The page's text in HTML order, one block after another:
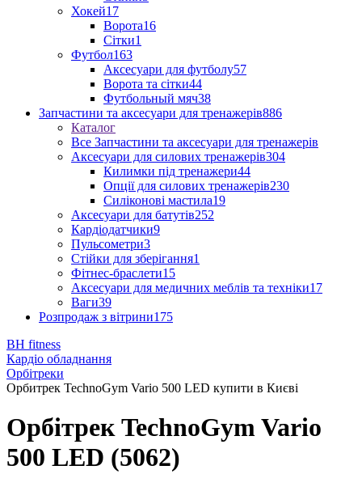
Хокей17
Ворота16
Сітки1
Футбол163
Аксесуари для футболу57
Ворота та сітки44
Футбольный мяч38
Запчастини та аксесуари для тренажерів886
Каталог
Все Запчастини та аксесуари для тренажерів
Аксесуари для силових тренажерів304
Килимки під тренажери44
Опції для силових тренажерів230
Силіконові мастила19
Аксесуари для батутів252
Кардіодатчики9
Пульсометри3
Стійки для зберігання1
Фітнес-браслети15
Аксесуари для медичних меблів та техніки17
Ваги39
Розпродаж з вітрини175
BH fitness
Кардіо обладнання
Орбітреки
Орбитрек TechnoGym Vario 500 LED купити в Києві
Орбітрек TechnoGym Vario
500 LED (5062)